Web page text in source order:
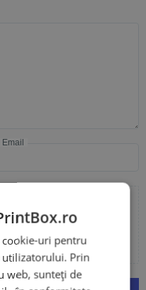
Email
sau video la recenzia ta
cookie-uri pentru
Prin
web, sunteți de